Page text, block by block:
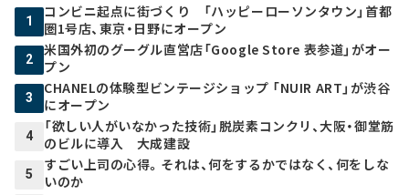
1
コンビニ起点に街づくり 「ハッピーローソンタウン」首都
圏1号店、東京・日野にオープン
2
米国外初のグーグル直営店「Google Store 表参道」がオー
プン
3
CHANELの体験型ビンテージショップ 「NUIR ART」が渋谷
にオープン
4
「欲しい人がいなかった技術」脱炭素コンクリ、大阪・御堂筋
のビルに導入 大成建設
5
すごい上司の心得。それは、何をするかではなく、何をしな
いのか